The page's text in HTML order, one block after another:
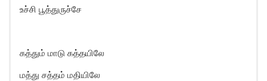
உச்சி பூத்துருச்சே
கத்தும் மாடு கத்தயிலே
மத்து சத்தம் மதியிலே